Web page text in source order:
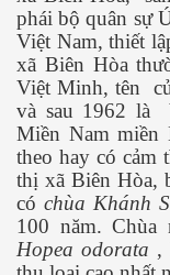
phái bộ quân sự
Việt Nam, thiết
xã Biên Hòa
Việt Minh, tên
và sau 1962 là
Miền Nam miền
theo hay có
thị xã Biên Hòa,
cóchùa Khánh
100 năm. Chùa
Hopea odorata ,